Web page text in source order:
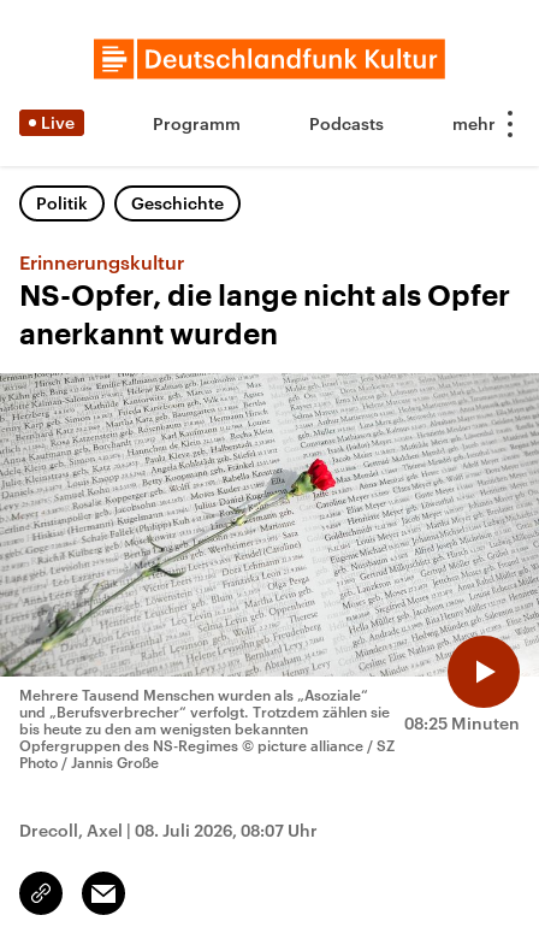
Live Programm Podcasts
Politik Geschichte
Erinnerungskultur
NS-Opfer, die lange nicht als Opfer
anerkannt wurden
08:25 Minuten
Mehrere Tausend Menschen wurden als „Asoziale“
und „Berufsverbrecher“ verfolgt. Trotzdem zählen sie
bis heute zu den am wenigsten bekannten
Opfergruppen des NS-Regimes © picture alliance / SZ
Photo / Jannis Große
Drecoll, Axel | 08. Juli 2026, 08:07 Uhr
Link
kopieren/teilen
Email